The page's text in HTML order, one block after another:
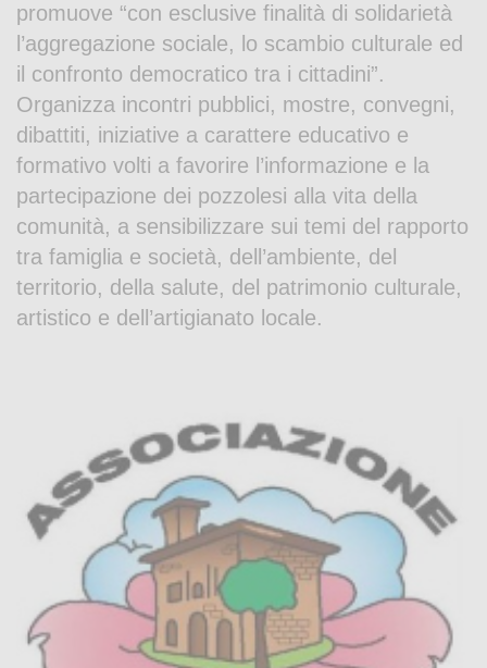
promuove “con esclusive finalità di solidarietà
l’aggregazione sociale, lo scambio culturale ed
il confronto democratico tra i cittadini”.
Organizza incontri pubblici, mostre, convegni,
dibattiti, iniziative a carattere educativo e
formativo volti a favorire l’informazione e la
partecipazione dei pozzolesi alla vita della
comunità, a sensibilizzare sui temi del rapporto
tra famiglia e società, dell’ambiente, del
territorio, della salute, del patrimonio culturale,
artistico e dell’artigianato locale.